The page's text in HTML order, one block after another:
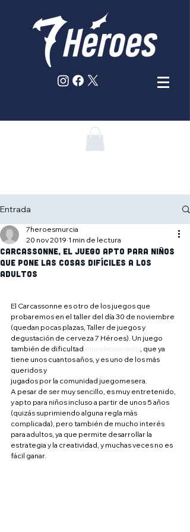
Entrada
Carcassonne, el juego apto para niños
que pone las cosas difíciles a los
adultos
7heroesmurcia
20 nov 2019 1 min de lectura
El Carcassonne es otro de los juegos que
probaremos en el taller del día 30 de noviembre
(quedan pocas plazas, Taller de juegos y
degustación de cerveza 7 Héroes). Un juego
también de dificultad #nivelmonopoly, que ya
tiene unos cuantos años, y es uno de los más
queridos y
jugados por la comunidad juegomesera.
A pesar de ser muy sencillo, es muy entretenido,
y apto para niños incluso a partir de unos 5 años
(quizás suprimiendo alguna regla más
complicada), pero también de mucho interés
para adultos, ya que permite desarrollar la
estrategia y la creatividad, y muchas veces no es
fácil ganar.